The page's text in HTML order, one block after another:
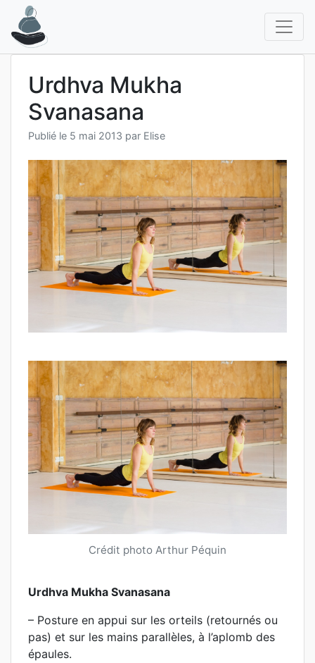
contenu
Urdhva Mukha
Svanasana
Publié le 5 mai 2013 par Elise
Crédit photo Arthur Péquin
Urdhva Mukha Svanasana
– Posture en appui sur les orteils (retournés ou
pas) et sur les mains parallèles, à l’aplomb des
épaules.